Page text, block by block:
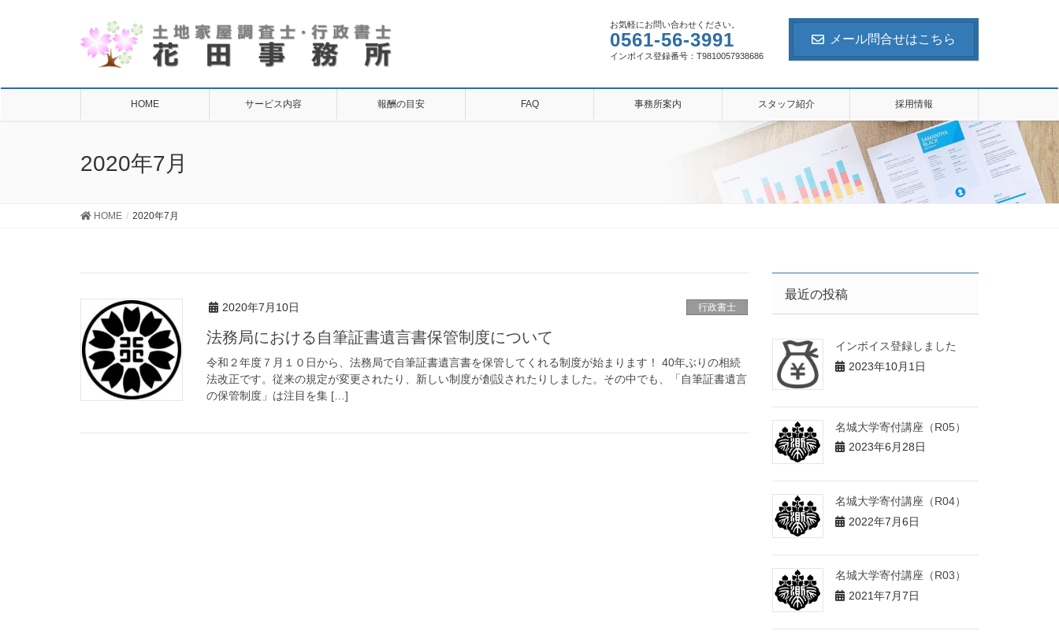
お気軽にお問い合わせください。
0561-56-3991
インボイス登録番号：T9810057938686
メール問合せはこちら
HOME サービス内容 報酬の目安 FAQ 事務所案内 スタッフ紹介 採用情報
2020年7月
HOME 2020年7月
2020年7月10日 行政書士
法務局における自筆証書遺言書保管制度について
令和２年度７月１０日から、法務局で自筆証書遺言書を保管してくれる制度が始まります！ 40年ぶりの相続
法改正です。従来の規定が変更されたり、新しい制度が創設されたりしました。その中でも、「自筆証書遺言
の保管制度」は注目を集 […]
最近の投稿
インボイス登録しました
2023年10月1日
名城大学寄付講座（R05）
2023年6月28日
名城大学寄付講座（R04）
2022年7月6日
名城大学寄付講座（R03）
2021年7月7日